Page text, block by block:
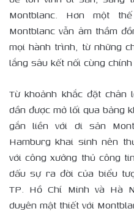
Montblanc. Hơn một
Montblanc vẫn âm thầm
mọi hành trình, từ những
lắng sâu kết nối cùng
Từ khoảnh khắc đặt
dần được mở lối qua bảng
gắn liền với di sản
Hamburg khai sinh nên
với công xưởng thủ công
dấu sự ra đời của biểu
TP. Hồ Chí Minh và Hà
duyên mật thiết với